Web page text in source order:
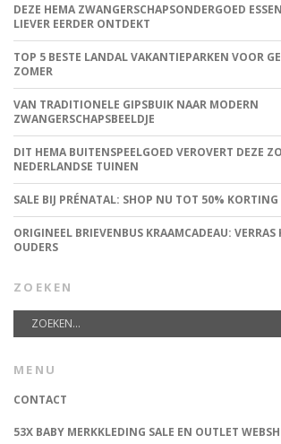
DEZE HEMA ZWANGERSCHAPSONDERGOED
LIEVER EERDER ONTDEKT
TOP 5 BESTE LANDAL VAKANTIEPARKEN VOOR
ZOMER
VAN TRADITIONELE GIPSBUIK NAAR MODERN
ZWANGERSCHAPSBEELDJE
DIT HEMA BUITENSPEELGOED VEROVERT DEZE
NEDERLANDSE TUINEN
SALE BIJ PRÉNATAL: SHOP NU TOT 50% KORTING
ORIGINEEL BRIEVENBUS KRAAMCADEAU: VERRAS
OUDERS
ZOEKEN
MENU
CONTACT
53X BABY MERKKLEDING SALE EN OUTLET